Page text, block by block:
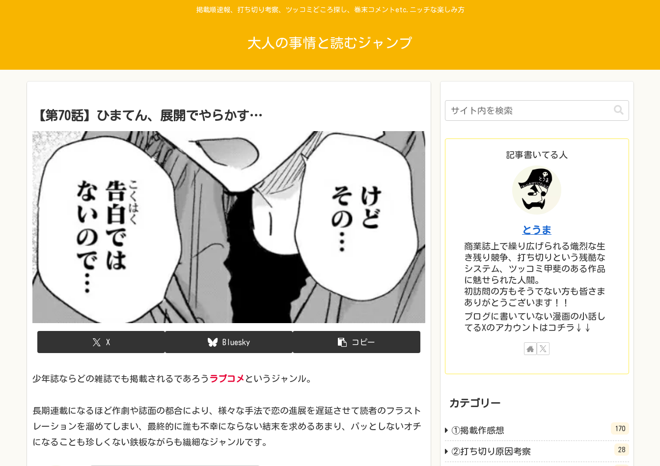
掲載順速報、打ち切り考察、ツッコミどころ探し、巻末コメントetc.ニッチな楽しみ方
大人の事情と読むジャンプ
【第70話】ひまてん、展開でやらかす…
X Bluesky コピー
少年誌ならどの雑誌でも掲載されるであろう ラブコメ というジャンル。
長期連載になるほど作劇や誌面の都合により、様々な手法で恋の進展を遅延させて読者のフラスト
レーションを溜めてしまい、最終的に誰も不幸にならない結末を求めるあまり、パッとしないオチ
になることも珍しくない鉄板ながらも繊細なジャンルです。
記事書いてる人
とうま
商業誌上で繰り広げられる熾烈な生
き残り競争、打ち切りという残酷な
システム、ツッコミ甲斐のある作品
に魅せられた人間。
初訪問の方もそうでない方も皆さま
ありがとうございます！！
ブログに書いていない漫画の小話し
てるXのアカウントはコチラ↓↓
カテゴリー
①掲載作感想 170
②打ち切り原因考察 28